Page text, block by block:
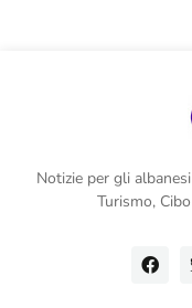
Notizie per gli
Turismo,